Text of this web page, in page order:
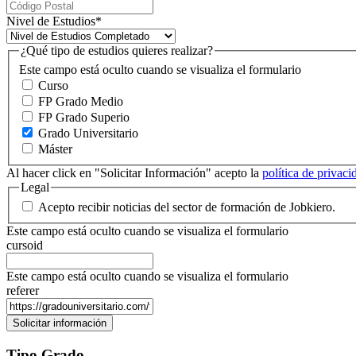
Nivel de Estudios*
Este campo está oculto cuando se visualiza el formulario
¿Qué tipo de estudios quieres realizar?
Curso
FP Grado Medio
FP Grado Superio
Grado Universitario
Máster
Al hacer click en "Solicitar Información" acepto la política de
Legal
Acepto recibir noticias del sector de formación de Jobkiero.
Este campo está oculto cuando se visualiza el formulario
cursoid
Este campo está oculto cuando se visualiza el formulario
referer